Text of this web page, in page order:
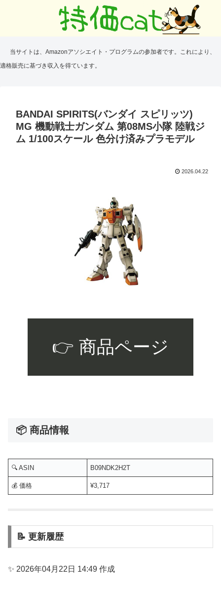
当サイトは、Amazonアソシエイト・プログラムの参加者です。これにより、
適格販売に基づき収入を得ています。
BANDAI SPIRITS(バンダイ スピリッツ)
MG 機動戦士ガンダム 第08MS小隊 陸戦ジ
ム 1/100スケール 色分け済みプラモデル
2026.04.22
👉 商品ページ
📦 商品情報
🔍 ASIN B09NDK2H2T
💰 価格 ¥3,717
📝 更新履歴
✨ 2026年04月22日 14:49 作成